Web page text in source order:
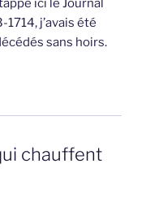
ici le Journal
j’avais été
sans hoirs.
chauffent